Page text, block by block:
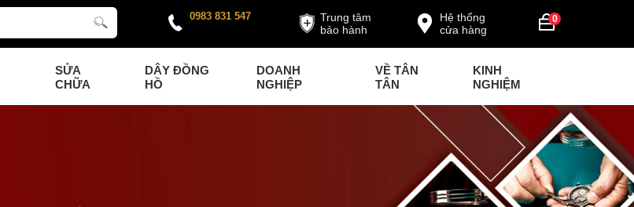
0
Hệ thống
cửa hàng
Trung tâm
bảo hành
0983 831 547
SỬA
CHỮA
DÂY ĐỒNG
HỒ
DOANH
NGHIỆP
VỀ TÂN
TÂN
KINH
NGHIỆM